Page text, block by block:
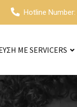
Hotline Number:
ΜΕ SERVICERS